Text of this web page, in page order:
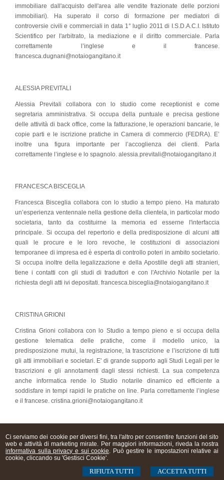
Ci serviamo dei cookie per diversi fini, tra l'altro per consentire funzioni del sito
web e attività di marketing mirate. Per maggiori informazioni, riveda la nostra
informativa sulla privacy e sui cookie. Può gestire le impostazioni relative ai
cookie, cliccando su 'Gestisci Cookie'.
ACCETTA TUTTI
RIFIUTA TUTTI
immobiliare dall'acquisto dell'area alle vendite frazionate delle porzioni
immobiliari). Ha superato il corso di formazione per mediatori di
controversie civili e commerciali in data 1° luglio 2011 di I.S.D.A.C.I. Istituto
Scientifico per l'arbitrato, la mediazione e il diritto commerciale. Parla
correttamente l’inglese e il francese.
francesca.dugnani@notaiogangitano.it
ALESSIA PREVITALI
Alessia Previtali collabora con lo studio come receptionist e come
segretaria amministrativa. Si occupa della puntuale e precisa gestione
delle attività di back office, come la fatturazione, le operazioni bancarie, le
copie parti e le iscrizione pratiche in Camera di commercio (FEDRA). E’
inoltre una figura importante per l’accoglienza dei clienti. Parla
correttamente l’inglese e lo spagnolo. alessia.previtali@notaiogangitano.it
FRANCESCA BISCEGLIA
Francesca Bisceglia collabora con lo studio a tempo pieno. Ha maturato
un’esperienza ventennale nella gestione della clientela, in particolar modo
societaria, tanto da costituirne la memoria ed esserne l'interfaccia
principale. Si occupa del repertorio e della predisposizione di alcuni atti
quali le procure e le loro revoche, le costituzioni di associazioni
temporanee di impresa ed è esperta di controllo poteri in ambito societario.
Si occupa inoltre della legalizzazione e della Apostille degli atti stranieri,
tiene i contatti con gli studi di traduttori e con l'Archivio Notarile per la
richiesta degli atti ivi depositati. francesca.bisceglia@notaiogangitano.it
CRISTINA GRIONI
Cristina Grioni collabora con lo Studio a tempo pieno e si occupa della
gestione telematica delle pratiche, come il modello unico, la
predisposizione mutui, la registrazione, la trascrizione e l’iscrizione di tutti
gli atti immobiliari e societari. E' di grande supporto agli Studi Legali per le
trascrizioni e gli annotamenti dagli stessi richiesti. La sua competenza
anche informatica rende lo Studio notarile dinamico ed efficiente a
soddisfare in tempi rapidi le pratiche on line. Parla correttamente l’inglese
e il francese. cristina.grioni@notaiogangitano.it
DOTT.SSA CLAUDIA GANGITANO - NOTAIO
Via Borgogna n. 5Milano (MM1 San Babila)
Viale Fratelli Casiraghi n. 34 Sesto San Giovanni (MM1 Sesto Rondò)